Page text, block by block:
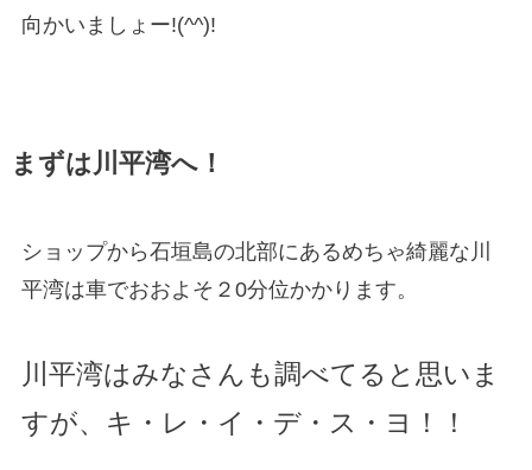
向かいましょー!(^^)!
まずは川平湾へ！
ショップから石垣島の北部にあるめちゃ綺麗な川
平湾は車でおおよそ２0分位かかります。
川平湾はみなさんも調べてると思いま
すが、キ・レ・イ・デ・ス・ヨ！！